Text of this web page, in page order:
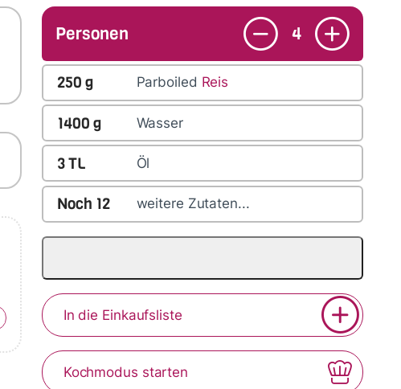
Personen 4
250 g Parboiled Reis
1400 g Wasser
3TL Öl
Noch 12 weitere Zutaten...
In die Einkaufsliste
Kochmodus starten